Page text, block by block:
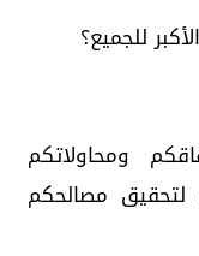
للجميع؟
ومحاولاتكم
مصالحكم